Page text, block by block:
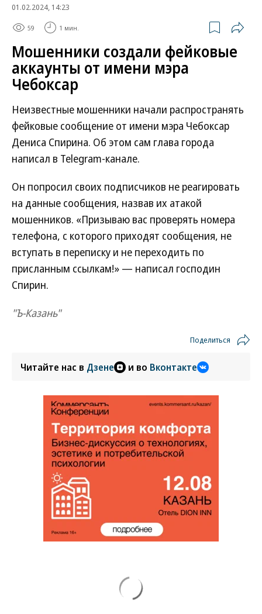
01.02.2024, 14:23
59 1 мин.
Мошенники создали фейковые
аккаунты от имени мэра
Чебоксар
Неизвестные мошенники начали распространять
фейковые сообщение от имени мэра Чебоксар
Дениса Спирина. Об этом сам глава города
написал в Telegram-канале.
Он попросил своих подписчиков не реагировать
на данные сообщения, назвав их атакой
мошенников. «Призываю вас проверять номера
телефона, с которого приходят сообщения, не
вступать в переписку и не переходить по
присланным ссылкам!» — написал господин
Спирин.
"Ъ-Казань"
Поделиться
Читайте нас в Дзене и во Вконтакте